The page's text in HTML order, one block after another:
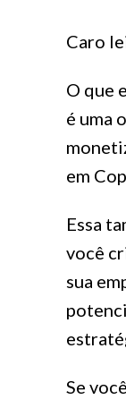
Caro
O que
é uma
em
Essa
você
sua
Se